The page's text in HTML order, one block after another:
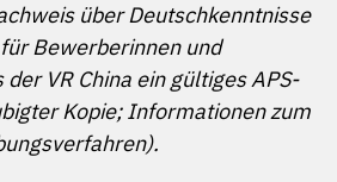
über Deutschkenntnisse
Bewerberinnen und
VR China ein gültiges APS-
Kopie; Informationen zum